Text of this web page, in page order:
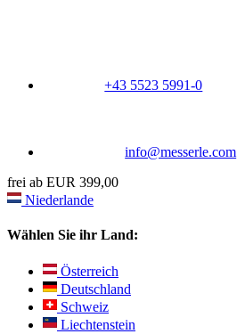
+43 5523 5991-0
info@messerle.com
frei ab EUR 399,00
Niederlande
Wählen Sie ihr Land:
Österreich
Deutschland
Schweiz
Liechtenstein